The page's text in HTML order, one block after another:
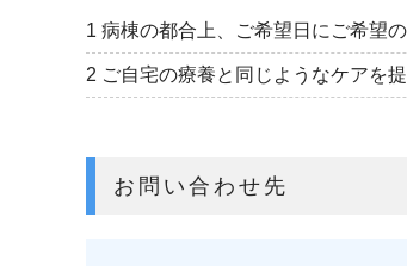
1 病棟の都合上、ご希望日にご希望
2 ご自宅の療養と同じようなケアを
お問い合わせ先